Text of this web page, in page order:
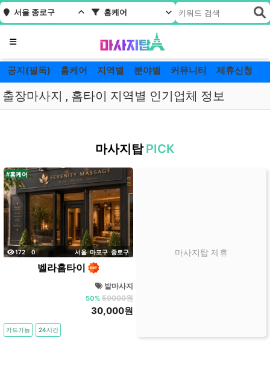
서울 종로구 홈케어
메뉴
공지(필독) 홈케어 지역별 분야별 커뮤니티 제휴신청
출장마사지 , 홈타이 지역별 인기업체 정보
로
구
홈
케
어
잘
하
위
치
마사지탑 PICK
172조회
0댓글 서울 마포구 종로구
#홈케어
벨라홈타이
발마사지
50% 50000원
30,000원
카드가능 24시간
마사지탑 제휴